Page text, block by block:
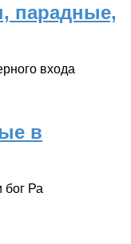
парадные,
входа
в
бог Ра